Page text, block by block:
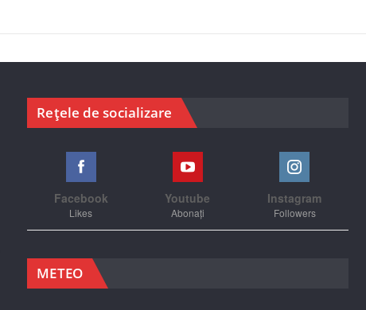
Rețele de socializare
Facebook
Likes
Youtube
Abonați
Instagram
Followers
METEO